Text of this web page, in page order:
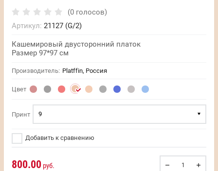
(0 голосов)
Артикул: 21127 (G/2)
Кашемировый двусторонний платок
Размер 97*97 см
Производитель: Platffin, Россия
Цвет
Принт 9
Добавить к сравнению
800.00 руб.